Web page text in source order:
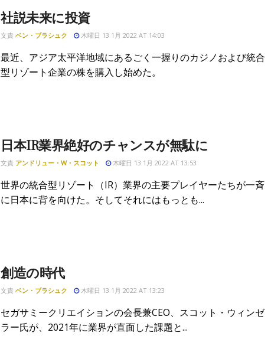
社説未来に投資
文責 ベン・ブラシュク 木曜日 13 1月 2022 AT 14:03
最近、アジア太平洋地域にあるごく一握りのカジノおよび統合
型リゾート企業の株を購入し始めた。
日本IR業界絶好のチャンスが無駄に
文責 アンドリュー・W・スコット 木曜日 13 1月 2022 AT 13:53
世界の統合型リゾート（IR）業界の主要プレイヤーたちが一斉
に日本に背を向けた。そしてそれにはもっとも...
創造の時代
文責 ベン・ブラシュク 木曜日 13 1月 2022 AT 13:23
セガサミークリエイションの会長兼CEO、スコット・ウィンゼ
ラー氏が、2021年に業界が直面した課題と...